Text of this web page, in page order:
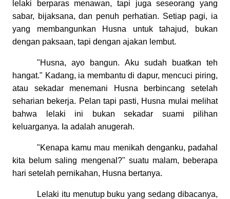
lelaki berparas menawan, tapi juga seseorang yang
sabar, bijaksana, dan penuh perhatian. Setiap pagi, ia
yang membangunkan Husna untuk tahajud, bukan
dengan paksaan, tapi dengan ajakan lembut.
"Husna, ayo bangun. Aku sudah buatkan teh
hangat." Kadang, ia membantu di dapur, mencuci piring,
atau sekadar menemani Husna berbincang setelah
seharian bekerja. Pelan tapi pasti, Husna mulai melihat
bahwa lelaki ini bukan sekadar suami pilihan
keluarganya. Ia adalah anugerah.
"Kenapa kamu mau menikah denganku, padahal
kita belum saling mengenal?" suatu malam, beberapa
hari setelah pernikahan, Husna bertanya.
Lelaki itu menutup buku yang sedang dibacanya,